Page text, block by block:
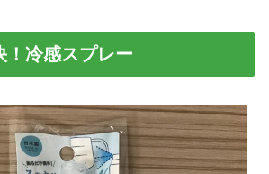
！冷感スプレー